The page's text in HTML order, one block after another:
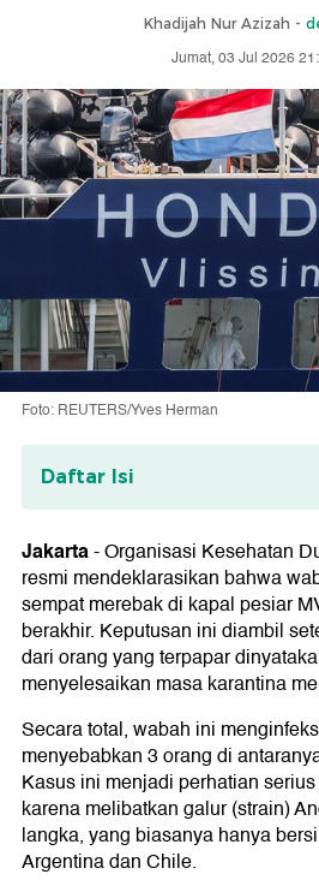
Khadijah Nur Azizah -
Jumat, 03 Jul 2026
Foto: REUTERS/Yves Herman
Daftar Isi
Pelacakan Kontak Lintas
Jakarta-Organisasi Kesehatan
resmi mendeklarasikan bahwa
sempat merebak di kapal pesiar
berakhir. Keputusan ini diambil
dari orang yang terpapar
menyelesaikan masa karantina
Secara total, wabah ini
menyebabkan 3 orang di
Kasus ini menjadi perhatian
karena melibatkan galur (strain)
langka, yang biasanya hanya
Argentina dan Chile.